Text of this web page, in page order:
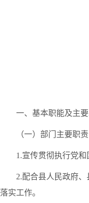
一、基本职能及主
（一）部门主要职责
1.宣传贯彻执行党
2.配合县人民政府
落实工作。